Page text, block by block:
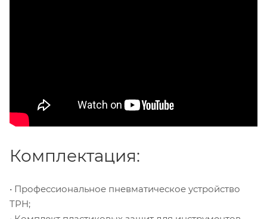
Комплектация:
• Профессиональное пневматическое устройство
TPH;